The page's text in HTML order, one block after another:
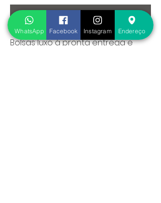
Adicionar ao carrinho
Bolsas luxo à pronta entrega e
WhatsApp Facebook Instagram Endereço